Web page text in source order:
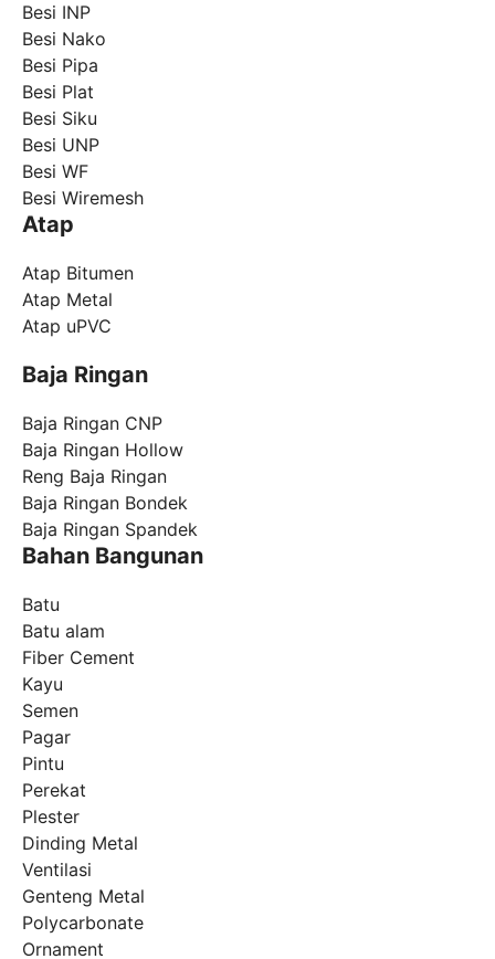
Besi INP
Besi Nako
Besi Pipa
Besi Plat
Besi Siku
Besi UNP
Besi WF
Besi Wiremesh
Atap
Atap Bitumen
Atap Metal
Atap uPVC
Baja Ringan
Baja Ringan CNP
Baja Ringan Hollow
Reng Baja Ringan
Baja Ringan Bondek
Baja Ringan Spandek
Bahan Bangunan
Batu
Batu alam
Fiber Cement
Kayu
Semen
Pagar
Pintu
Perekat
Plester
Dinding Metal
Ventilasi
Genteng Metal
Polycarbonate
Ornament